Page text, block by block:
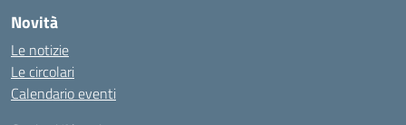
Novità
Le notizie
Le circolari
Calendario eventi